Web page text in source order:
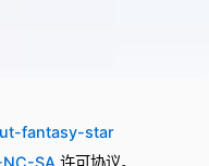
fantasy-star
NC-SA 许可协议。